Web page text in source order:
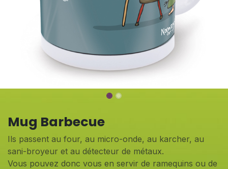
Mug Barbecue
Ils passent au four, au micro-onde, au karcher, au
sani-broyeur et au détecteur de métaux.
Vous pouvez donc vous en servir de ramequins ou de